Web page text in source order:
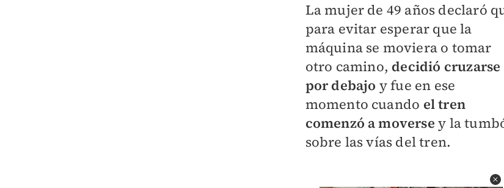
La mujer de 49 años declaró
para evitar esperar que la
máquina se moviera o tomar
otro camino, decidió cruzarse
por debajo y fue en ese
momento cuando el tren
comenzó a moverse y la
sobre las vías del tren.